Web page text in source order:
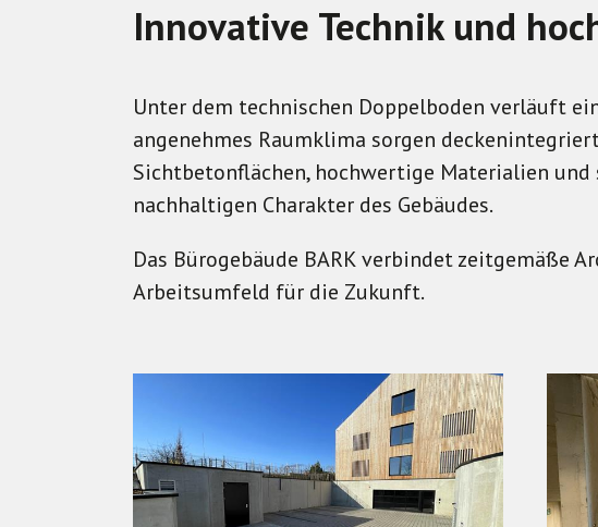
Innovative Technik und
Unter dem technischen Doppelboden verläuft
angenehmes Raumklima sorgen
Sichtbetonflächen, hochwertige Materialien
nachhaltigen Charakter des Gebäudes.
Das Bürogebäude BARK verbindet
Arbeitsumfeld für die Zukunft.